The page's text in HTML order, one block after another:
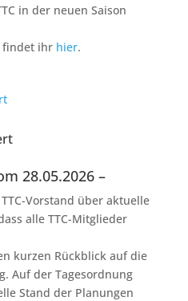
in der neuen Saison
findet ihr hier.
28.05.2026 –
Vorstand über aktuelle
alle TTC-Mitglieder
kurzen Rückblick auf die
Auf der Tagesordnung
Stand der Planungen